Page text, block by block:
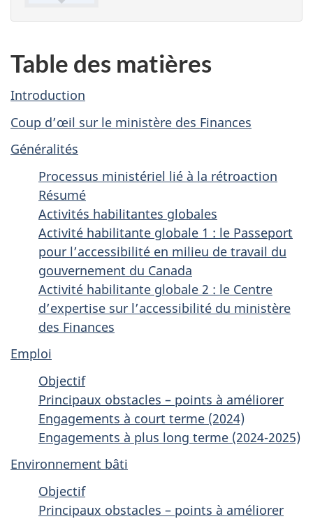
Table des matières
Introduction
Coup d’œil sur le ministère des Finances
Généralités
Processus ministériel lié à la rétroaction
Résumé
Activités habilitantes globales
Activité habilitante globale 1 : le Passeport
pour l’accessibilité en milieu de travail du
gouvernement du Canada
Activité habilitante globale 2 : le Centre
d’expertise sur l’accessibilité du ministère
des Finances
Emploi
Objectif
Principaux obstacles – points à améliorer
Engagements à court terme (2024)
Engagements à plus long terme (2024-2025)
Environnement bâti
Objectif
Principaux obstacles – points à améliorer